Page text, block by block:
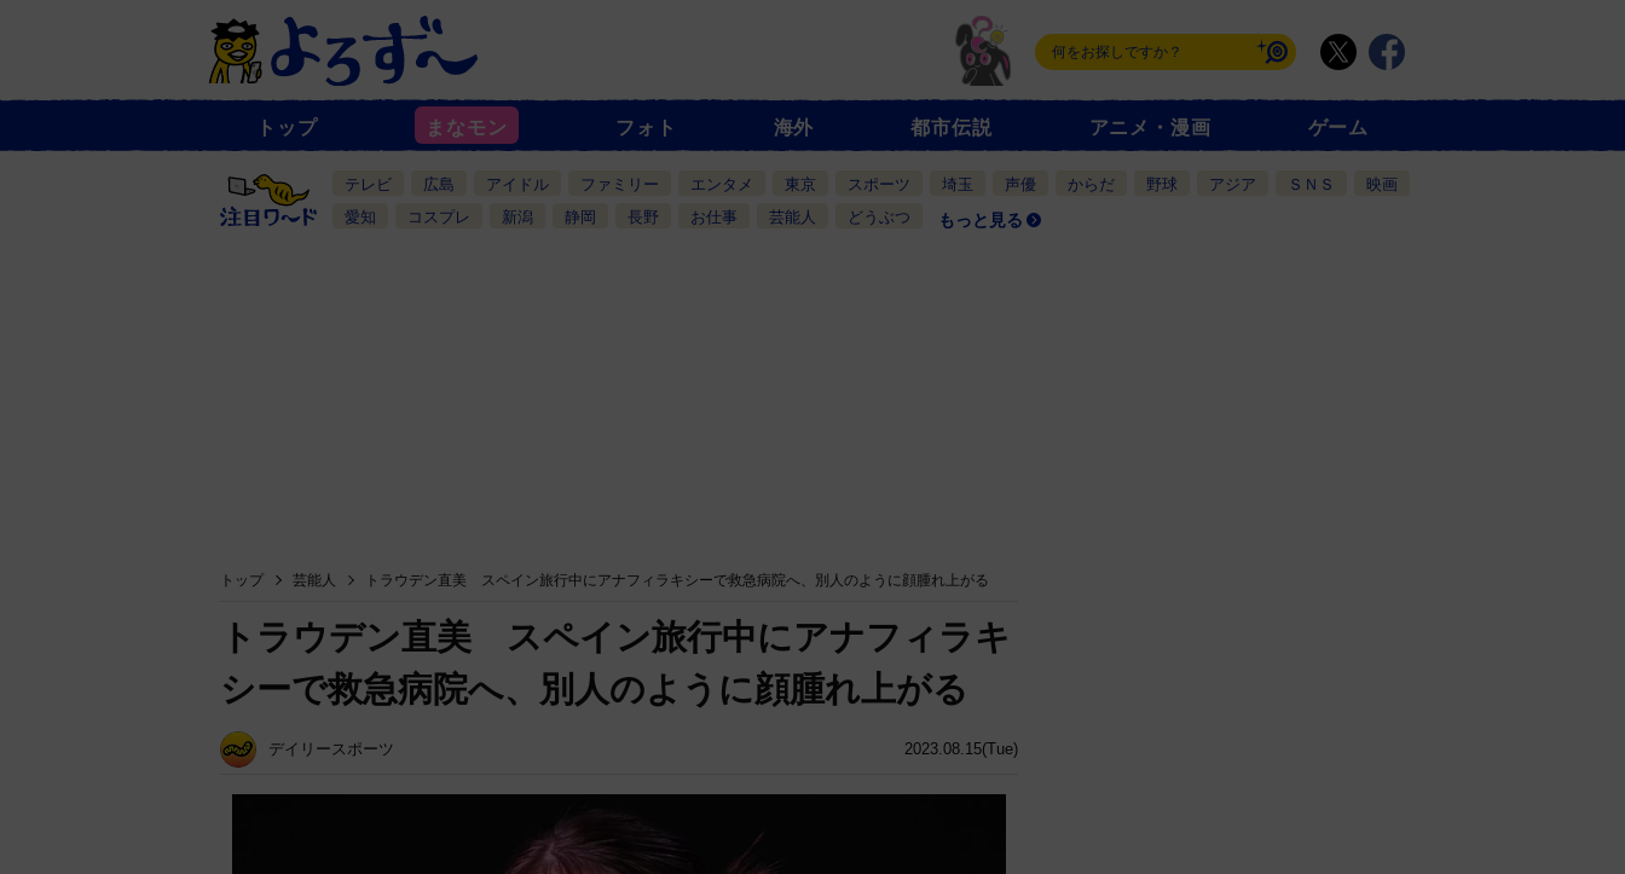
ュ
一
覧
トップ まなモン フォト 海外 都市伝説 アニメ・漫画 ゲーム
テレビ 広島 アイドル ファミリー エンタメ 東京 スポーツ 埼玉 声優 からだ 野球 アジア ＳＮＳ
映画
愛知
コスプレ 新潟 静岡 長野 お仕事 芸能人 どうぶつ もっと見る
トップ 芸能人 トラウデン直美 スペイン旅行中にアナフィラキシーで救急病院へ、別人のように顔腫れ上がる
2023.08.15(Tue)
トラウデン直美 スペイン旅行中にアナフィラキ
シーで救急病院へ、別人のように顔腫れ上がる
デイリースポーツ